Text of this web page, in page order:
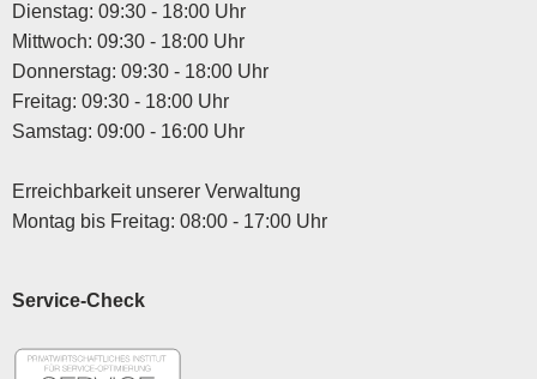
Dienstag: 09:30 - 18:00 Uhr
Mittwoch: 09:30 - 18:00 Uhr
Donnerstag: 09:30 - 18:00 Uhr
Freitag: 09:30 - 18:00 Uhr
Samstag: 09:00 - 16:00 Uhr
Erreichbarkeit unserer Verwaltung
Montag bis Freitag: 08:00 - 17:00 Uhr
Service-Check